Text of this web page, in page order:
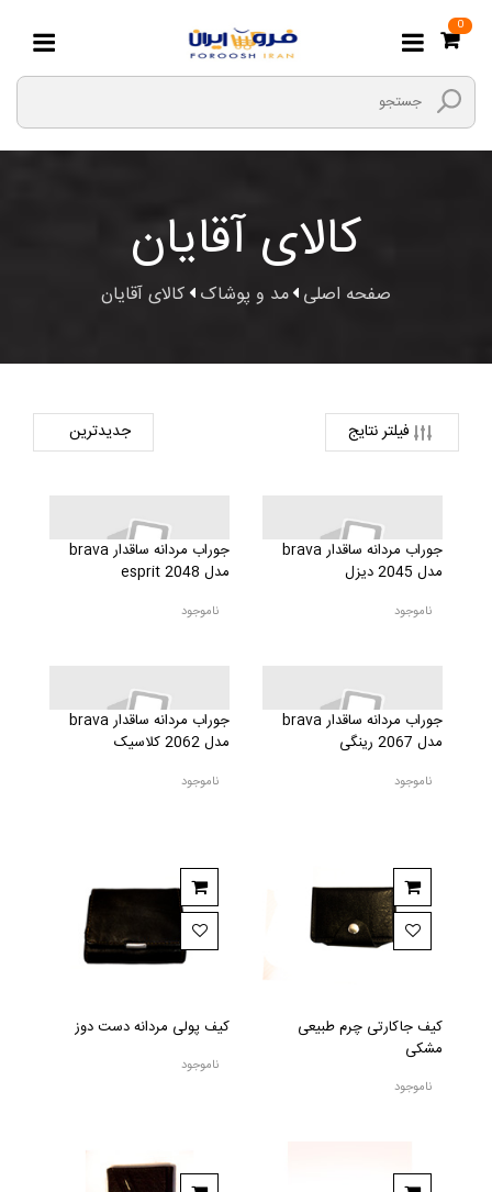
0
کالای آقایان
صفحه اصلی مد و پوشاک کالای آقایان
فیلتر نتایج
جوراب مردانه ساقدار brava
مدل 2045 دیزل
ناموجود
جوراب مردانه ساقدار brava
مدل 2048 esprit
ناموجود
جوراب مردانه ساقدار brava
مدل 2067 رینگی
ناموجود
جوراب مردانه ساقدار brava
مدل 2062 کلاسیک
ناموجود
کیف جاکارتی چرم طبیعی
مشکی
ناموجود
کیف پولی مردانه دست دوز
ناموجود